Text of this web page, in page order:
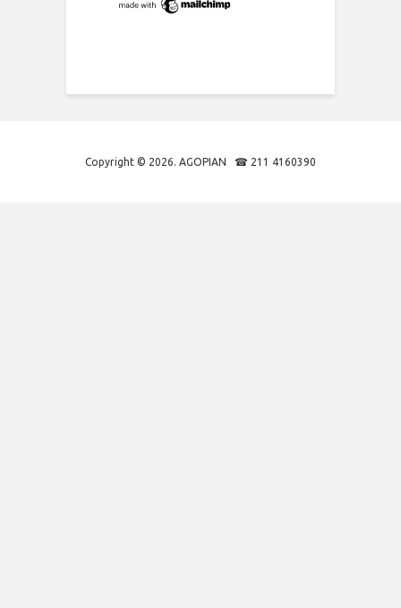
Copyright © 2026. AGOPIAN ☎ 211 4160390